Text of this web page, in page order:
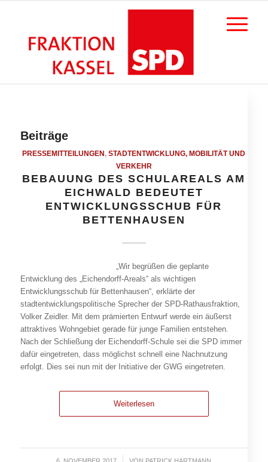
Beiträge
PRESSEMITTEILUNGEN,STADTENTWICKLUNG, MOBILITÄT UND
VERKEHR
BEBAUUNG DES SCHULAREALS AM
EICHWALD BEDEUTET
ENTWICKLUNGSSCHUB FÜR
BETTENHAUSEN
„Wir begrüßen die geplante
Entwicklung des „Eichendorff-Areals“ als wichtigen
Entwicklungsschub für Bettenhausen“, erklärte der
stadtentwicklungspolitische Sprecher der SPD-Rathausfraktion,
Volker Zeidler. Mit dem prämierten Entwurf werde ein äußerst
attraktives Wohngebiet gerade für junge Familien entstehen.
Nach der Schließung der Eichendorff-Schule sei die SPD immer
dafür eingetreten, dass möglichst schnell eine Nachnutzung
erfolgt. Dies sei nun mit der Initiative der GWG eingetreten.
Weiterlesen